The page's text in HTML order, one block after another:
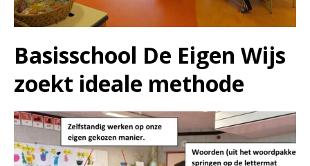
Basisschool De Eigen Wijs
zoekt ideale methode